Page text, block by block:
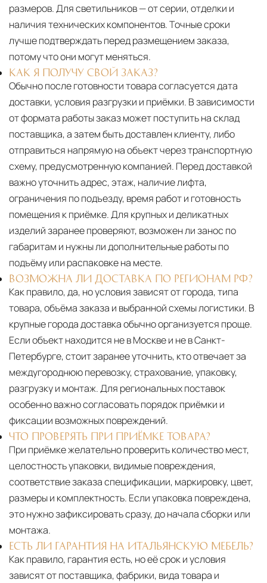
размеров. Для светильников — от серии, отделки и
наличия технических компонентов. Точные сроки
лучше подтверждать перед размещением заказа,
потому что они могут меняться.
КАК Я ПОЛУЧУ СВОЙ ЗАКАЗ?
Обычно после готовности товара согласуется дата
доставки, условия разгрузки и приёмки. В зависимости
от формата работы заказ может поступить на склад
поставщика, а затем быть доставлен клиенту, либо
отправиться напрямую на объект через транспортную
схему, предусмотренную компанией. Перед доставкой
важно уточнить адрес, этаж, наличие лифта,
ограничения по подъезду, время работ и готовность
помещения к приёмке. Для крупных и деликатных
изделий заранее проверяют, возможен ли занос по
габаритам и нужны ли дополнительные работы по
подъёму или распаковке на месте.
ВОЗМОЖНА ЛИ ДОСТАВКА ПО РЕГИОНАМ РФ?
Как правило, да, но условия зависят от города, типа
товара, объёма заказа и выбранной схемы логистики. В
крупные города доставка обычно организуется проще.
Если объект находится не в Москве и не в Санкт-
Петербурге, стоит заранее уточнить, кто отвечает за
междугороднюю перевозку, страхование, упаковку,
разгрузку и монтаж. Для региональных поставок
особенно важно согласовать порядок приёмки и
фиксации возможных повреждений.
ЧТО ПРОВЕРЯТЬ ПРИ ПРИЁМКЕ ТОВАРА?
При приёмке желательно проверить количество мест,
целостность упаковки, видимые повреждения,
соответствие заказа спецификации, маркировку, цвет,
размеры и комплектность. Если упаковка повреждена,
это нужно зафиксировать сразу, до начала сборки или
монтажа.
ЕСТЬ ЛИ ГАРАНТИЯ НА ИТАЛЬЯНСКУЮ МЕБЕЛЬ?
Как правило, гарантия есть, но её срок и условия
зависят от поставщика, фабрики, вида товара и